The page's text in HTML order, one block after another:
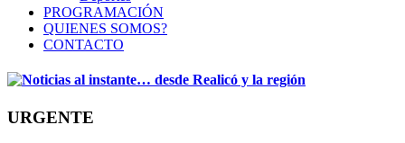
PROGRAMACIÓN
QUIENES SOMOS?
CONTACTO
URGENTE